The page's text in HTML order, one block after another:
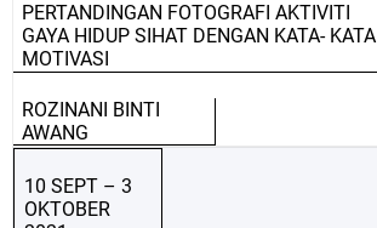
PERTANDINGAN FOTOGRAFI AKTIVITI
GAYA HIDUP SIHAT DENGAN KATA- KATA
MOTIVASI
ROZINANI BINTI
AWANG
10 SEPT – 3
OKTOBER